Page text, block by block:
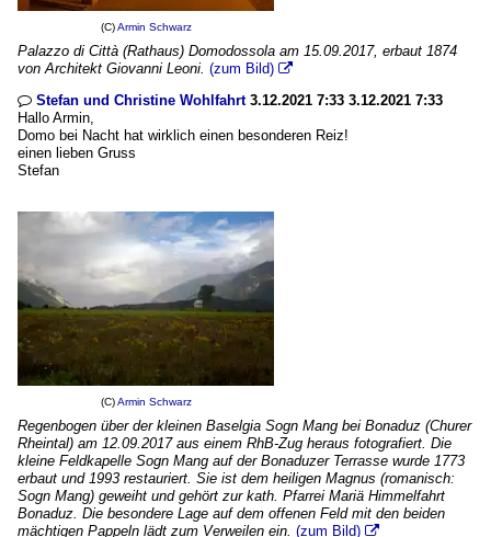
(C)Armin Schwarz
Palazzo di Città (Rathaus) Domodossola am 15.09.2017, erbaut 1874
von Architekt Giovanni Leoni. (zum Bild) 
 Stefan und Christine Wohlfahrt3.12.2021 7:33 3.12.2021 7:33
Hallo Armin,
Domo bei Nacht hat wirklich einen besonderen Reiz!
einen lieben Gruss
Stefan
(C)Armin Schwarz
Regenbogen über der kleinen Baselgia Sogn Mang bei Bonaduz (Churer
Rheintal) am 12.09.2017 aus einem RhB-Zug heraus fotografiert. Die
kleine Feldkapelle Sogn Mang auf der Bonaduzer Terrasse wurde 1773
erbaut und 1993 restauriert. Sie ist dem heiligen Magnus (romanisch:
Sogn Mang) geweiht und gehört zur kath. Pfarrei Mariä Himmelfahrt
Bonaduz. Die besondere Lage auf dem offenen Feld mit den beiden
mächtigen Pappeln lädt zum Verweilen ein. (zum Bild) 